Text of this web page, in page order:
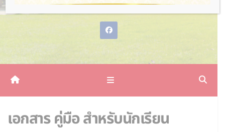
พ่อแม่ให้ชีวิต ว่องกุศลกิจให้อนาคต
เอกสาร คู่มือ สำหรับนักเรียน